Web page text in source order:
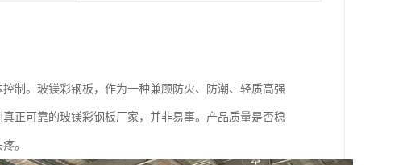
制。玻镁彩钢板，作为一种兼顾防火、防潮、轻质高强
正可靠的玻镁彩钢板厂家，并非易事。产品质量是否稳
。